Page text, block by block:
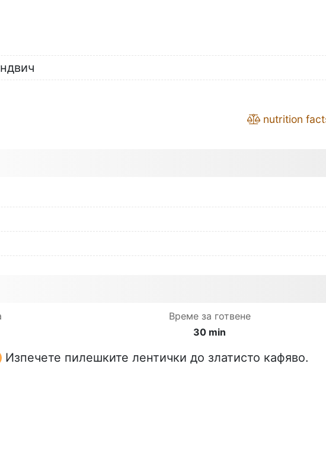
nutrition
Време за готвене
30 min
Изпечете пилешките лентички до златисто кафяво.